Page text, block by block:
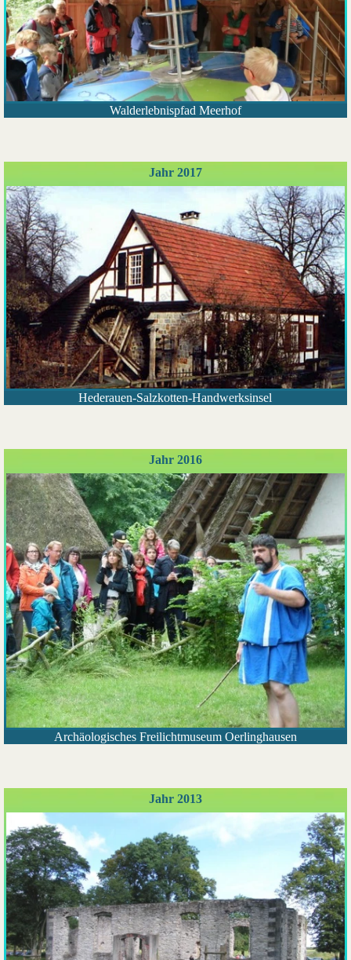
Walderlebnispfad Meerhof
Jahr 2017
Hederauen-Salzkotten-Handwerksinsel
Jahr 2016
Archäologisches Freilichtmuseum Oerlinghausen
Jahr 2013